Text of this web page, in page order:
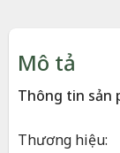
Mô tả
Thông tin sản
Thương hiệu: